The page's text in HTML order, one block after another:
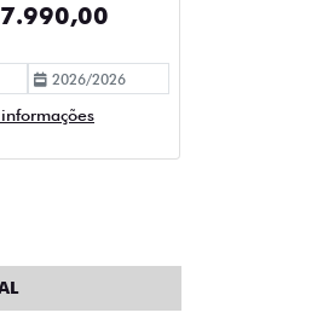
2026/2026